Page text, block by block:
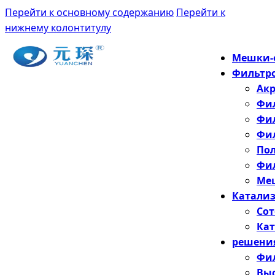
Перейти к основному содержанию Перейти к
нижнему колонтитулу
Мешки-